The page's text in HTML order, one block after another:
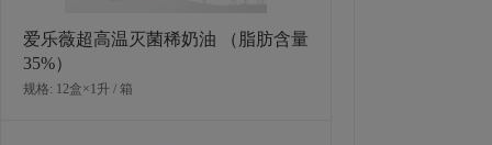
爱乐薇超高温灭菌稀奶油 （脂肪含量
35%）
规格: 12盒×1升 / 箱